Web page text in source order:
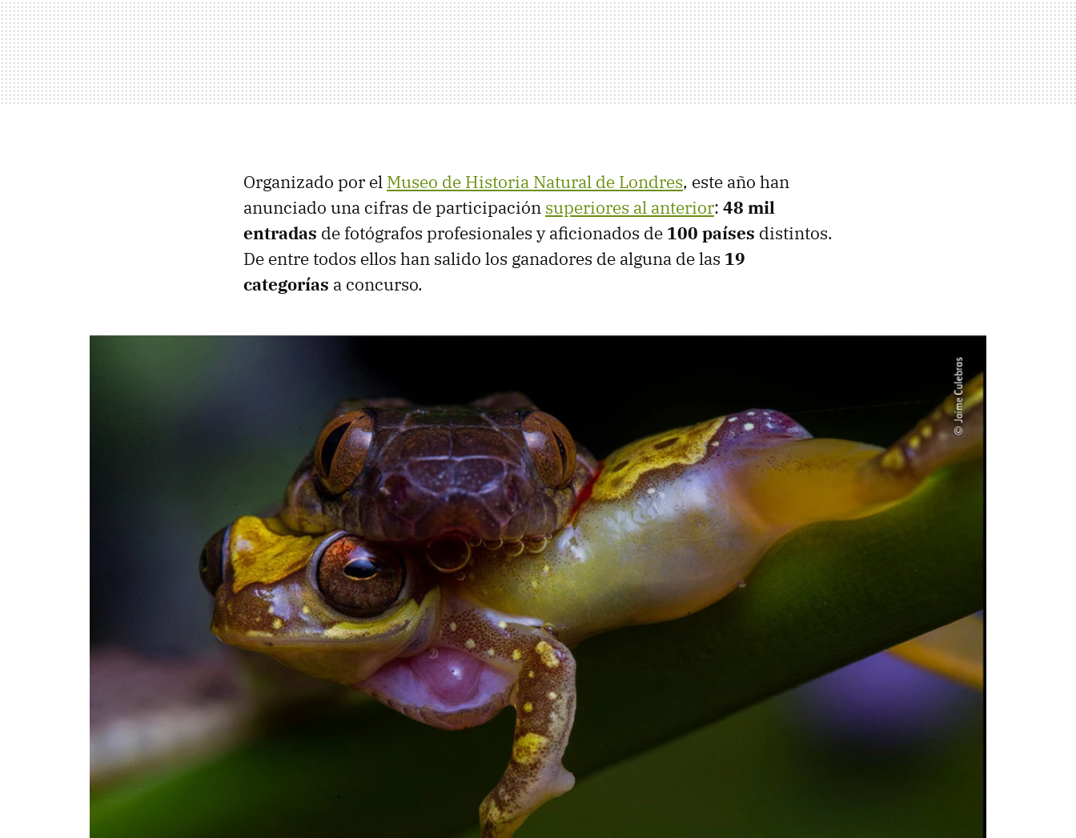
Organizado por el Museo de Historia Natural de Londres, este año han
anunciado una cifras de participación superiores al anterior: 48 mil
entradas de fotógrafos profesionales y aficionados de 100 países distintos.
De entre todos ellos han salido los ganadores de alguna de las 19
categorías a concurso.